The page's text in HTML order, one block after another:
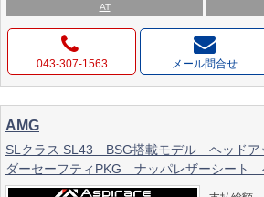
AT
043-307-1563 メール問合せ
AMG
SLクラス SL43 BSG搭載モデル ヘッド
ダーセーフティPKG ナッパレザーシート
ト ブルメスターサウンドシステム